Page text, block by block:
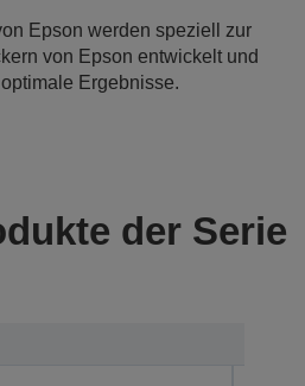
Epson werden speziell zur
von Epson entwickelt und
optimale Ergebnisse.
der Serie